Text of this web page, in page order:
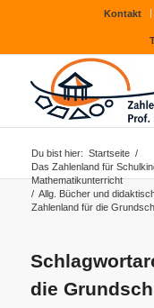
Kontakt
Du bist hier: Startseite /
Das Zahlenland für
Mathematikunterricht
/ Allg. Bücher und
Zahlenland für die
die